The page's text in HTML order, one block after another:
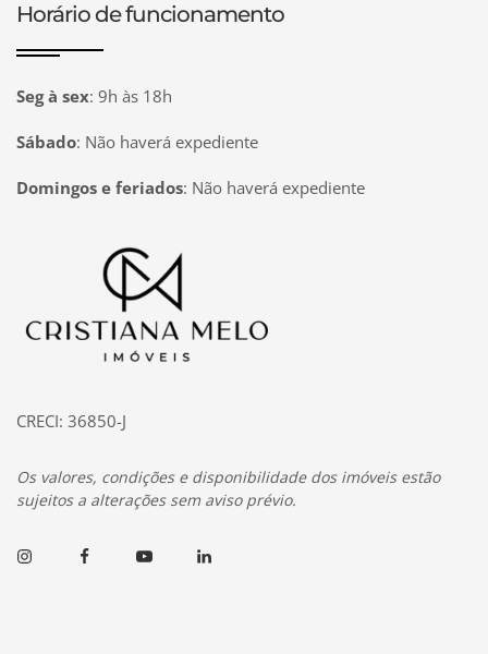
Horário de funcionamento
Seg à sex: 9h às 18h
Sábado: Não haverá expediente
Domingos e feriados: Não haverá expediente
Página inicial
CRECI: 36850-J
Os valores, condições e disponibilidade dos imóveis estão
sujeitos a alterações sem aviso prévio.
InstagramFacebookYoutubeLinkedin